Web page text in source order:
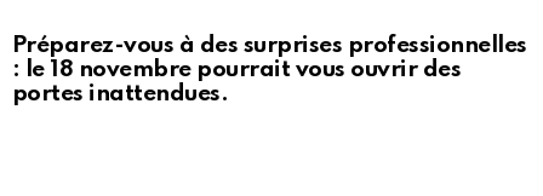
Préparez-vous à des surprises professionnelles
: le 18 novembre pourrait vous ouvrir des
portes inattendues.